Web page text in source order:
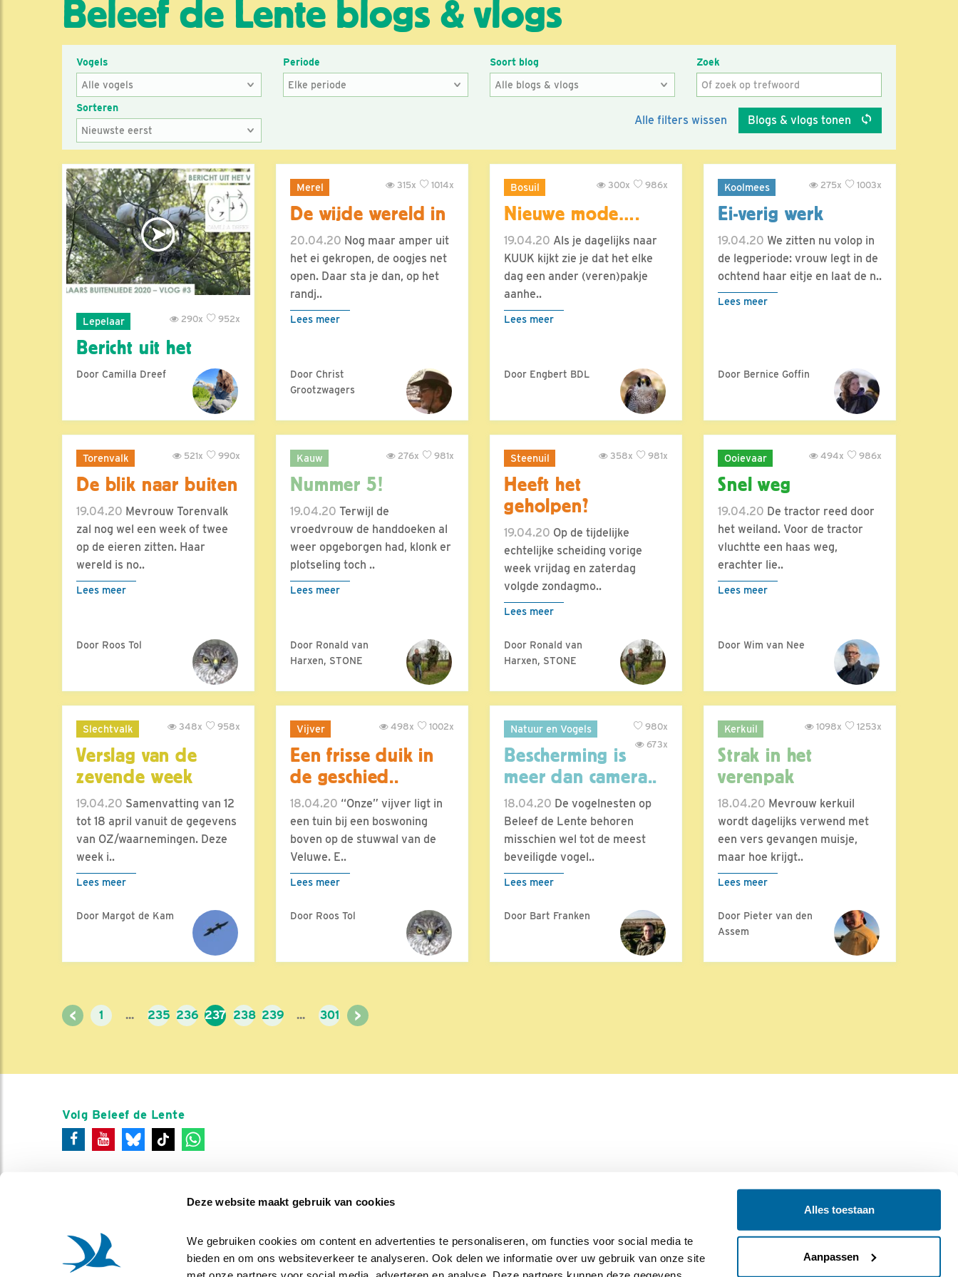
Deze website maakt gebruik van cookies
We gebruiken cookies om content en advertenties te personaliseren, om functies voor social media te
bieden en om ons websiteverkeer te analyseren. Ook delen we informatie over uw gebruik van onze site
Alles toestaan
Aanpassen
Beleef de Lente blogs & vlogs
Vogels Periode Soort blog Zoek
Sorteren
Alle filters wissen Blogs & vlogs tonen
Lepelaar 952x
290x
Bericht uit het
Door Camilla Dreef
Merel 1014x
315x
De wijde wereld in
20.04.20 Nog maar amper uit
het ei gekropen, de oogjes net
open. Daar sta je dan, op het
randj..
Lees meer
Door Christ
Grootzwagers
Bosuil 986x
300x
Nieuwe mode….
19.04.20 Als je dagelijks naar
KUUK kijkt zie je dat het elke
dag een ander (veren)pakje
aanhe..
Lees meer
Door Engbert BDL
Koolmees 1003x
275x
Ei-verig werk
19.04.20 We zitten nu volop in
de legperiode: vrouw legt in de
ochtend haar eitje en laat de n..
Lees meer
Door Bernice Goffin
Torenvalk 990x
521x
De blik naar buiten
19.04.20 Mevrouw Torenvalk
zal nog wel een week of twee
op de eieren zitten. Haar
wereld is no..
Lees meer
Door Roos Tol
Kauw 981x
276x
Nummer 5!
19.04.20 Terwijl de
vroedvrouw de handdoeken al
weer opgeborgen had, klonk er
plotseling toch ..
Lees meer
Door Ronald van
Harxen, STONE
Steenuil 981x
358x
Heeft het
geholpen?
19.04.20 Op de tijdelijke
echtelijke scheiding vorige
week vrijdag en zaterdag
volgde zondagmo..
Lees meer
Door Ronald van
Harxen, STONE
Ooievaar 986x
494x
Snel weg
19.04.20 De tractor reed door
het weiland. Voor de tractor
vluchtte een haas weg,
erachter lie..
Lees meer
Door Wim van Nee
Slechtvalk 958x
348x
Verslag van de
zevende week
19.04.20 Samenvatting van 12
tot 18 april vanuit de gegevens
van OZ/waarnemingen. Deze
week i..
Lees meer
Door Margot de Kam
Vijver 1002x
498x
Een frisse duik in
de geschied..
18.04.20 “Onze” vijver ligt in
een tuin bij een boswoning
boven op de stuwwal van de
Veluwe. E..
Lees meer
Door Roos Tol
Natuur en Vogels
980x
673x
Bescherming is
meer dan camera..
18.04.20 De vogelnesten op
Beleef de Lente behoren
misschien wel tot de meest
beveiligde vogel..
Lees meer
Door Bart Franken
Kerkuil 1253x
1098x
Strak in het
verenpak
18.04.20 Mevrouw kerkuil
wordt dagelijks verwend met
een vers gevangen muisje,
maar hoe krijgt..
Lees meer
Door Pieter van den
Assem
< 1 ... 235 236 237 238 239 ... 301 >
Volg Beleef de Lente
Colofon